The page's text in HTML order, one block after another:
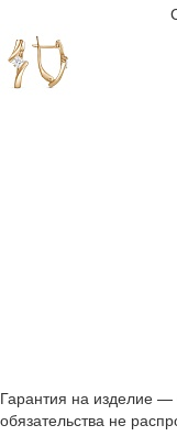
Гарантия на изделие
обязательства не